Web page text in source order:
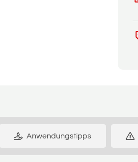
Anwendungstipps